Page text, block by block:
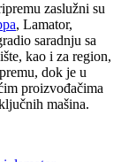
zaslužni su
, Lamator,
saradnju sa
kao i za region,
dok je u
proizvođačima
mašina.